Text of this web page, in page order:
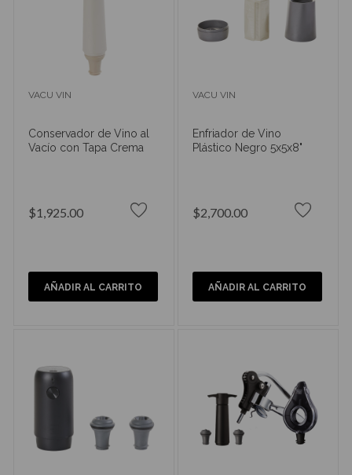
VACU VIN
Conservador de Vino al
Vacío con Tapa Crema
$1,925.00
AÑADIR AL CARRITO
VACU VIN
Enfriador de Vino
Plástico Negro 5x5x8"
$2,700.00
AÑADIR AL CARRITO